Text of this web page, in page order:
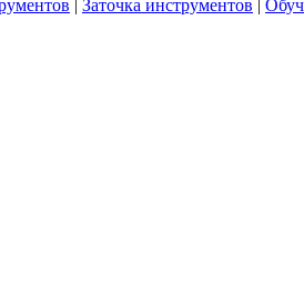
| Заточка инструментов |